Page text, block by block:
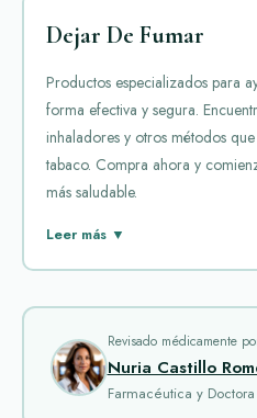
Dejar De Fumar
Productos especializados para
forma efectiva y segura.
inhaladores y otros métodos
tabaco. Compra ahora y
más saludable.
Dejar de fumar es uno de los
las posibilidades de éxito. En
algunos de los fármacos más
Champixes uno de los
dejar de fumar. Su principio
Leer más ▼
Revisado médicamente
Nuria Castillo
Farmacéutica y